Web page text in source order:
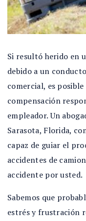
Si resultó herido en
debido a un
comercial, es
compensación
empleador. Un
Sarasota, Florida,
capaz de guiar el
accidentes de
accidente por usted.
Sabemos que
estrés y frustración